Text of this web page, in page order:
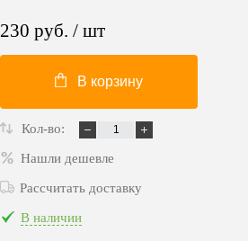
230 руб. / шт
В корзину
Кол-во:
Нашли дешевле
Рассчитать доставку
В наличии